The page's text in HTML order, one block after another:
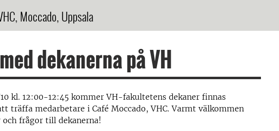
Moccado, Uppsala
dekanerna på VH
kl. 12:00-12:45 kommer VH-fakultetens dekaner finnas
träffa medarbetare i Café Moccado, VHC. Varmt välkommen
frågor till dekanerna!